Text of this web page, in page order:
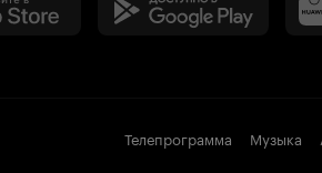
Телепрограмма Музыка